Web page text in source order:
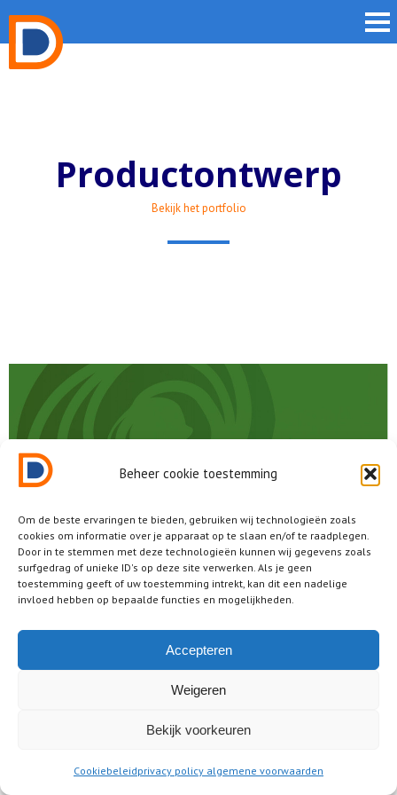
Beheer cookie toestemming
Om de beste ervaringen te bieden, gebruiken wij technologieën zoals
cookies om informatie over je apparaat op te slaan en/of te raadplegen.
Door in te stemmen met deze technologieën kunnen wij gegevens zoals
surfgedrag of unieke ID's op deze site verwerken. Als je geen
toestemming geeft of uw toestemming intrekt, kan dit een nadelige
invloed hebben op bepaalde functies en mogelijkheden.
Accepteren
Weigeren
Bekijk voorkeuren
Cookiebeleidprivacy policy algemene voorwaarden
Productontwerp
Bekijk het portfolio
legal / juridisch